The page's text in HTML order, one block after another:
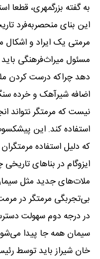
به گفته بزرگمهری، قطعا
این بنای منحصربه‌فرد
مرمتی یک ایراد و
مسئول میراث‌فرهنگی
دهد چراکه درست کردن
اضافه شیرآهک و خرده
نیست که مرمتگر نتواند
استفاده کند. این
که دلیل استفاده
ایزوگام در بناهای
ملات‌های جدید مثل
بی‌تجربگی مرمتگر در
در درجه دوم سهولت
سیمان همه جا پیدا
خان شیراز باید توسط